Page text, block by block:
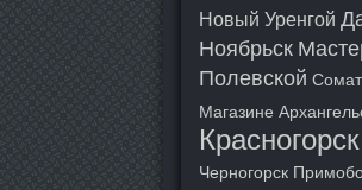
Новый Уренгой
Ноябрьск
Полевской
Магазине
Красногорск
Черногорск